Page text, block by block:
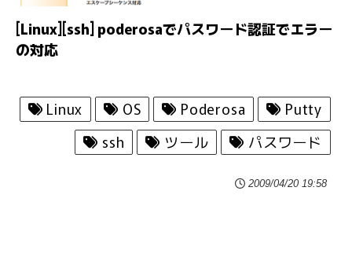
[Linux][ssh] poderosaでパスワード認証でエラー
の対応
Linux OS Poderosa
Putty
ssh
ツール パスワード
2009/04/20 19:58